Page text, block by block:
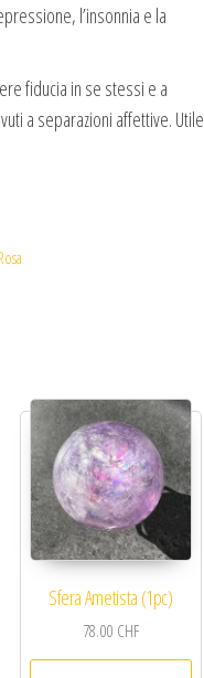
l’insonnia e la
fiducia in se stessi e a
a separazioni affettive. Utile
Sfera Ametista (1pc)
78.00 CHF